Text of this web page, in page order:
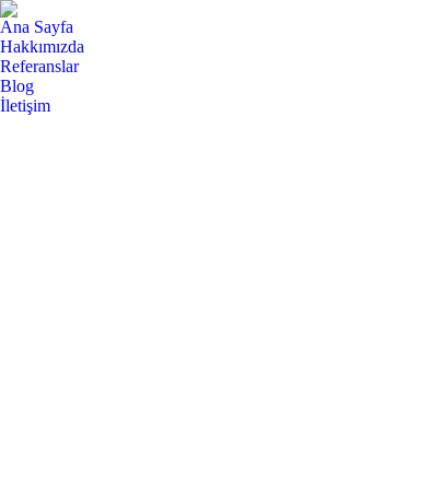
Ana Sayfa
Hakkımızda
Referanslar
Blog
İletişim